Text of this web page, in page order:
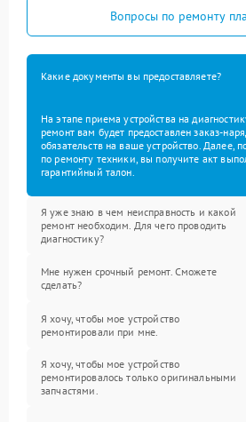
Вопросы по ремонту
Какие документы вы предоставляете?
На этапе приема устройства на
ремонт вам будет предоставлен заказ-
обязательств на ваше устройство. Далее,
по ремонту техники, вы получите акт
гарантийный талон.
Я уже знаю в чем неисправность и какой
ремонт необходим. Для чего проводить
диагностику?
Мне нужен срочный ремонт. Сможете
сделать?
Я хочу, чтобы мое устройство
ремонтировали при мне.
Я хочу, чтобы мое устройство
ремонтировалось только оригинальными
запчастями.